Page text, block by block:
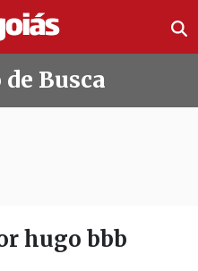
Busca
hugo bbb